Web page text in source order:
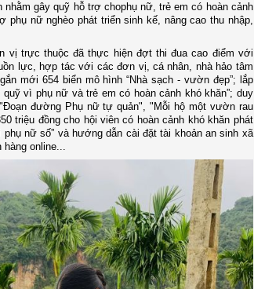
gây quỹ hỗ trợ chophụ nữ, trẻ em có hoàn cảnh
phụ nữ nghèo phát triển sinh kế, nâng cao thu nhập,
vị trực thuộc đã thực hiện đợt thi đua cao điểm với
lực, hợp tác với các đơn vị, cá nhân, nhà hảo tâm
mới 654 biển mô hình “Nhà sạch - vườn đẹp”; lắp
vì phụ nữ và trẻ em có hoàn cảnh khó khăn”; duy
đường Phụ nữ tự quản", "Mỗi hộ một vườn rau
triệu đồng cho hội viên có hoàn cảnh khó khăn phát
nữ số” và hướng dẫn cài đặt tài khoản an sinh xã
online...